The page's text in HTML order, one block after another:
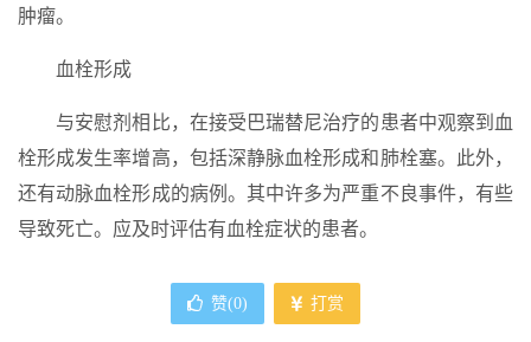
肿瘤。
血栓形成
与安慰剂相比，在接受巴瑞替尼治疗的患者中观察到血
栓形成发生率增高，包括深静脉血栓形成和肺栓塞。此外，
还有动脉血栓形成的病例。其中许多为严重不良事件，有些
导致死亡。应及时评估有血栓症状的患者。
赞(0) 打赏